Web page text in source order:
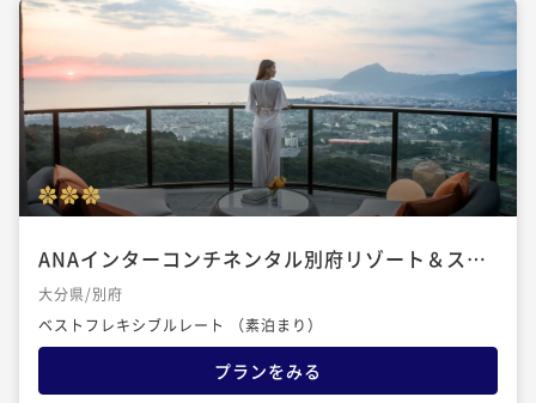
ANAインターコンチネンタル別府リゾート＆スパ
by IHG
大分県/別府
ベストフレキシブルレート （素泊まり）
プランをみる